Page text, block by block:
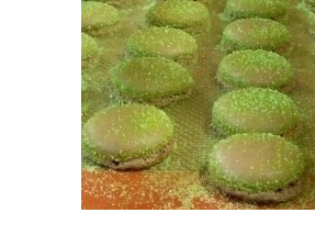
ÚNETE A LA NEWSLETTER
RECOMENDACIONES